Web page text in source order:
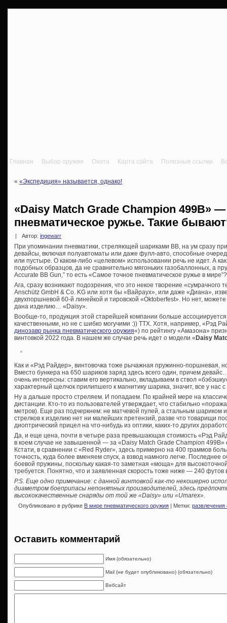
Главная Выбор оружия Охота Карта сайта Полезные ссылки
« «Экспедиция» называется, однако!
«Daisy Match Grade Champion 499B»
пневматическое ружье. Такие
| Автор: ingewarr
При упоминании пневматики, стреляющей шариками ВВ, на ум сразу
девайсы, включая полуавтоматы или даже фулл-авто, способные
или пустыре. О каком-либо «целевом» использовании речь не идет. А
подобных образцов, да не сравнительно мягоньких газобаллонных, а
Accurate BB Gun,” то есть «Самое точное пневматическое ружье в мире”?
Ага, сразу возникают подозрения, что это некое творение «сумрачного
Anschütz GmbH & Co. KG или хотя бы «Вайраух», или даже «Диана»,
двухпоршневой 60-й линейкой и тировской «Oktoberfest». Но нет,
дана изделию… «Daisy».
Вообще-то, продукция этой старейшей компании больше
качественными, но не с шибко могучими :)) ТТХ. Хотя, например, «Рэд
динозавр рынка пневматического оружия«) по рейтингу «Амазона»
винтовкой 2022 года. В нашем же случае речь идет о модели «Daisy
Как и «Рэд Райдер», винтовочка тоже рычажная пружинно-поршневая,
Вместо бункера на 650 шариков заряд здесь всего один, причем
очень интересны: ставим его вертикально, вкладываем в ствол
характерный щелчок прилипшего к магнитику шарика, значит, все у нас
Ну а дальше просто стреляем. И попадаем. По крайней мере на
дистанции. Кто-то из пользователей утверждает, что стабильно
метров). Еще раз подчеркнем: не матчевой пулей, а стальным шариком
стрелков к изделию нет ни малейших претензий, разве что товарищи
диоптрический прицел на что-нибудь из оптики, каких-то других
Да, и еще цена, почти в четыре раза превышающая стоимость «Рэд
в коем случае не завышенной — за «Daisy Match Grade Champion 499B»
Кстати, в сравнении с «Red Ryder», здесь примерно на 400 граммов
точность, куда более вменяем спуск, а взвод намного легче. Последнее
боевой пружины, поскольку какая-то заметная «моща» для
требуется. Понятно, что и заявленная скорость тоже ниже — 240 футов
P.S. Еще одно примечание: с данной винтовкой как-то некошерно
диаметром боеприпасы непонятных производителей, здесь
высококачественные снаряды от той же «Daisy» или «Umarex».
Опубликовано в рубрике В мире пневматического оружия | Метки: развлечения
Оставить комментарий
Имя (обязательно)
Mail (не будет опубликовано) (обязательно)
Вебсайт